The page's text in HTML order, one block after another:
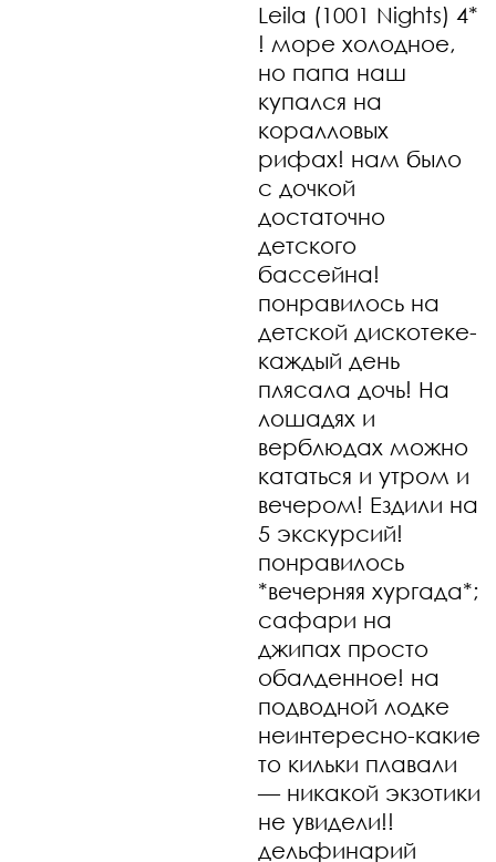
Leila (1001 Nights) 4*
! море холодное,
но папа наш
купался на
коралловых
рифах! нам было
с дочкой
достаточно
детского
бассейна!
понравилось на
детской дискотеке-
каждый день
плясала дочь! На
лошадях и
верблюдах можно
кататься и утром и
вечером! Ездили на
5 экскурсий!
понравилось
*вечерняя хургада*;
сафари на
джипах просто
обалденное! на
подводной лодке
неинтересно-какие
то кильки плавали
— никакой экзотики
не увидели!!
дельфинарий